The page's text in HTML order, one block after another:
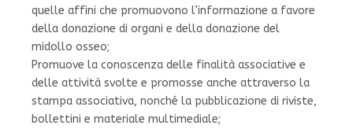
quelle affini che promuovono l’informazione a favore
della donazione di organi e della donazione del
midollo osseo;
Promuove la conoscenza delle finalità associative e
delle attività svolte e promosse anche attraverso la
stampa associativa, nonché la pubblicazione di riviste,
bollettini e materiale multimediale;